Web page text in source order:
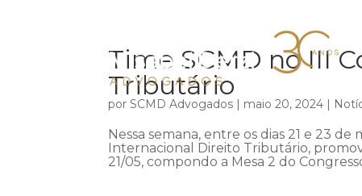
Time SCMD no III
Tributário
porSCMD Advogados | maio 20, 2024 |
Nessa semana, entre os dias 21 e 23
Internacional Direito Tributário,
21/05, compondo a Mesa 2 do